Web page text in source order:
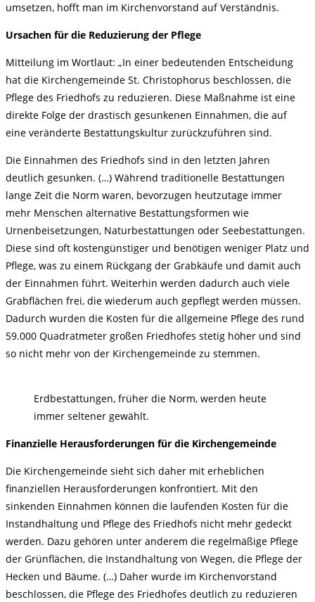
umsetzen, hofft man im Kirchenvorstand auf Verständnis.
Ursachen für die Reduzierung der Pflege
Mitteilung im Wortlaut: „In einer bedeutenden Entscheidung
hat die Kirchengemeinde St. Christophorus beschlossen, die
Pflege des Friedhofs zu reduzieren. Diese Maßnahme ist eine
direkte Folge der drastisch gesunkenen Einnahmen, die auf
eine veränderte Bestattungskultur zurückzuführen sind.
Die Einnahmen des Friedhofs sind in den letzten Jahren
deutlich gesunken. (…) Während traditionelle Bestattungen
lange Zeit die Norm waren, bevorzugen heutzutage immer
mehr Menschen alternative Bestattungsformen wie
Urnenbeisetzungen, Naturbestattungen oder Seebestattungen.
Diese sind oft kostengünstiger und benötigen weniger Platz und
Pflege, was zu einem Rückgang der Grabkäufe und damit auch
der Einnahmen führt. Weiterhin werden dadurch auch viele
Grabflächen frei, die wiederum auch gepflegt werden müssen.
Dadurch wurden die Kosten für die allgemeine Pflege des rund
59.000 Quadratmeter großen Friedhofes stetig höher und sind
so nicht mehr von der Kirchengemeinde zu stemmen.
Erdbestattungen, früher die Norm, werden heute
immer seltener gewählt.
Finanzielle Herausforderungen für die Kirchengemeinde
Die Kirchengemeinde sieht sich daher mit erheblichen
finanziellen Herausforderungen konfrontiert. Mit den
sinkenden Einnahmen können die laufenden Kosten für die
Instandhaltung und Pflege des Friedhofs nicht mehr gedeckt
werden. Dazu gehören unter anderem die regelmäßige Pflege
der Grünflächen, die Instandhaltung von Wegen, die Pflege der
Hecken und Bäume. (…) Daher wurde im Kirchenvorstand
beschlossen, die Pflege des Friedhofes deutlich zu reduzieren